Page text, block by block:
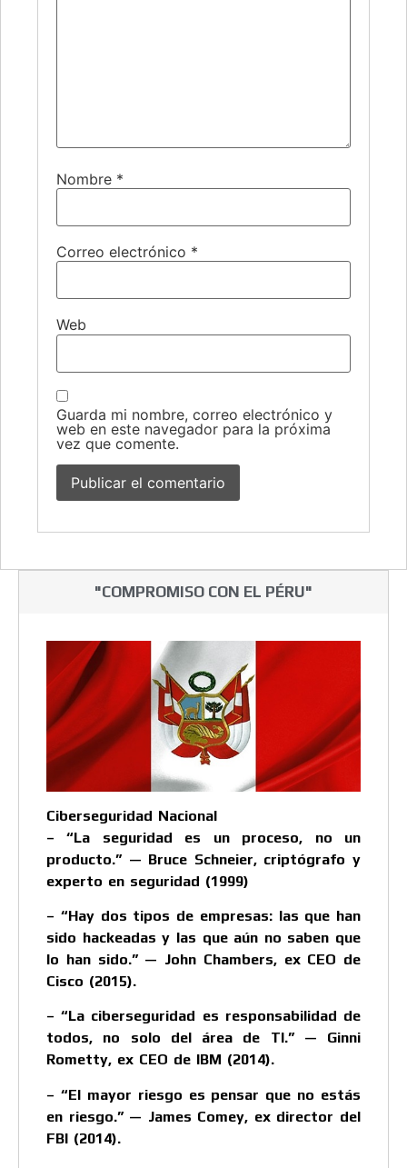
Nombre *
Correo electrónico *
Web
Guarda mi nombre, correo electrónico y
web en este navegador para la próxima
vez que comente.
"COMPROMISO CON EL PÉRU"
Ciberseguridad Nacional
– “La seguridad es un proceso, no un
producto.” — Bruce Schneier, criptógrafo y
experto en seguridad (1999)
– “Hay dos tipos de empresas: las que han
sido hackeadas y las que aún no saben que
lo han sido.” — John Chambers, ex CEO de
Cisco (2015).
– “La ciberseguridad es responsabilidad de
todos, no solo del área de TI.” — Ginni
Rometty, ex CEO de IBM (2014).
– “El mayor riesgo es pensar que no estás
en riesgo.” — James Comey, ex director del
FBI (2014).